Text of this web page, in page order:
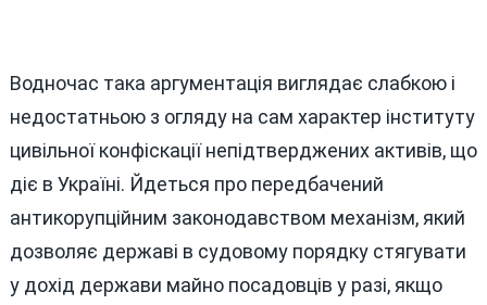
Водночас така аргументація виглядає слабкою і
недостатньою з огляду на сам характер інституту
цивільної конфіскації непідтверджених активів, що
діє в Україні. Йдеться про передбачений
антикорупційним законодавством механізм, який
дозволяє державі в судовому порядку стягувати
у дохід держави майно посадовців у разі, якщо